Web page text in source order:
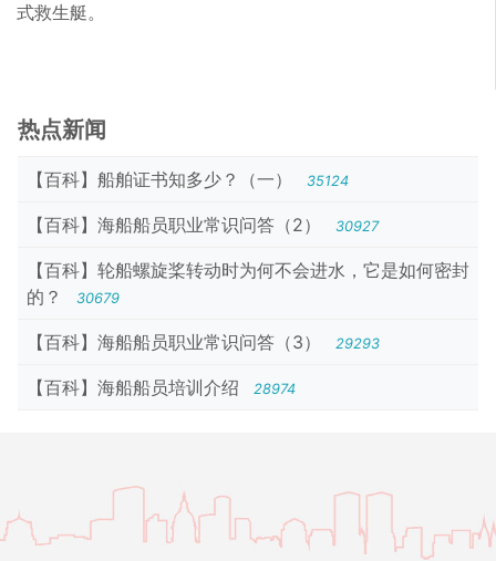
式救生艇。
热点新闻
【百科】船舶证书知多少？（一） 35124
【百科】海船船员职业常识问答（2） 30927
【百科】轮船螺旋桨转动时为何不会进水，它是如何密封
的？
30679
【百科】海船船员职业常识问答（3） 29293
【百科】海船船员培训介绍 28974